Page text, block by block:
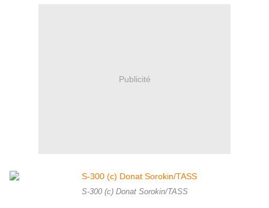
Publicité
S-300 (c) Donat Sorokin/TASS